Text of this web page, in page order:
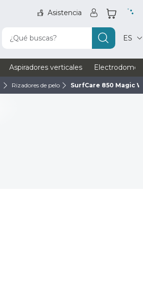
Asistencia
¿Qué buscas? ES
Aspiradores verticales
Rizadores de pelo SurfCare 850 Magic